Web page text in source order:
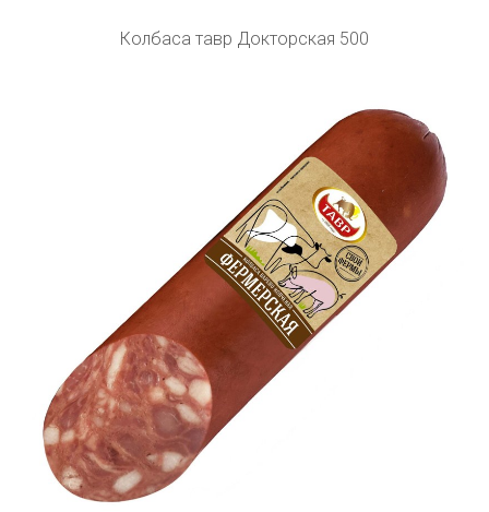
Колбаса тавр Докторская 500